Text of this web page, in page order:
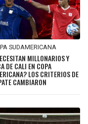
SUDAMERICANA
MILLONARIOS Y
DE CALI EN COPA
LOS CRITERIOS DE
CAMBIARON